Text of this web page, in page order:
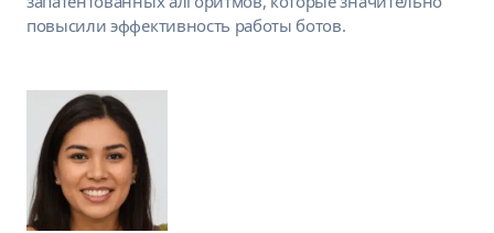
повысили эффективность работы ботов.